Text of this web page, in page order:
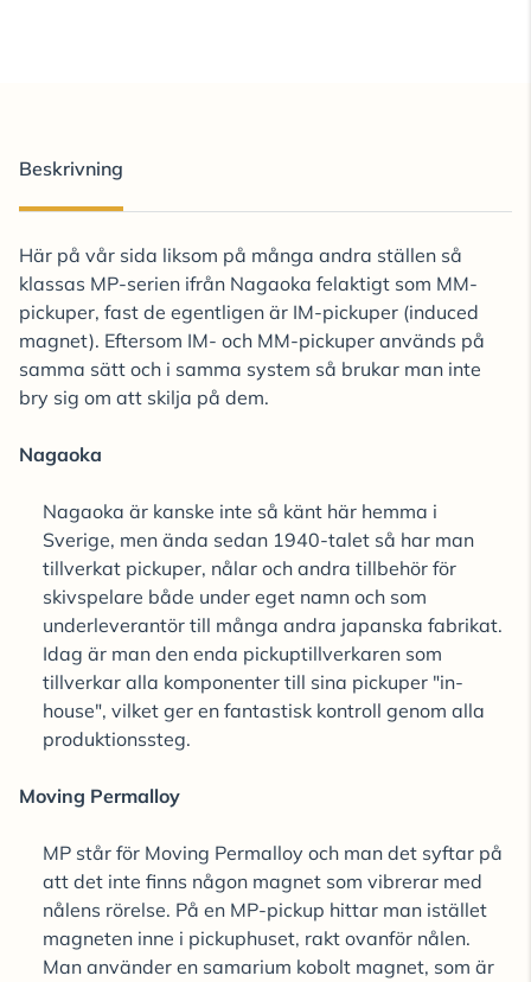
Beskrivning
Här på vår sida liksom på många andra ställen så
klassas MP-serien ifrån Nagaoka felaktigt som MM-
pickuper, fast de egentligen är IM-pickuper (induced
magnet). Eftersom IM- och MM-pickuper används på
samma sätt och i samma system så brukar man inte
bry sig om att skilja på dem.
Nagaoka
Nagaoka är kanske inte så känt här hemma i
Sverige, men ända sedan 1940-talet så har man
tillverkat pickuper, nålar och andra tillbehör för
skivspelare både under eget namn och som
underleverantör till många andra japanska fabrikat.
Idag är man den enda pickuptillverkaren som
tillverkar alla komponenter till sina pickuper "in-
house", vilket ger en fantastisk kontroll genom alla
produktionssteg.
Moving Permalloy
MP står för Moving Permalloy och man det syftar på
att det inte finns någon magnet som vibrerar med
nålens rörelse. På en MP-pickup hittar man istället
magneten inne i pickuphuset, rakt ovanför nålen.
Man använder en samarium kobolt magnet, som är